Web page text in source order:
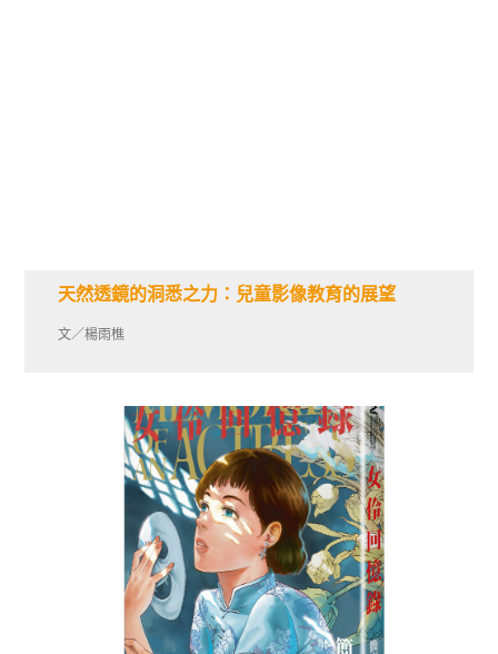
天然透鏡的洞悉之力：兒童影像教育的展望
文／楊雨樵